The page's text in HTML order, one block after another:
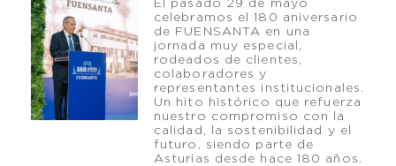
El pasado 29 de mayo
celebramos el 180 aniversario
de FUENSANTA en una
jornada muy especial,
rodeados de clientes,
colaboradores y
representantes institucionales.
Un hito histórico que refuerza
nuestro compromiso con la
calidad, la sostenibilidad y el
futuro, siendo parte de
Asturias desde hace 180 años.